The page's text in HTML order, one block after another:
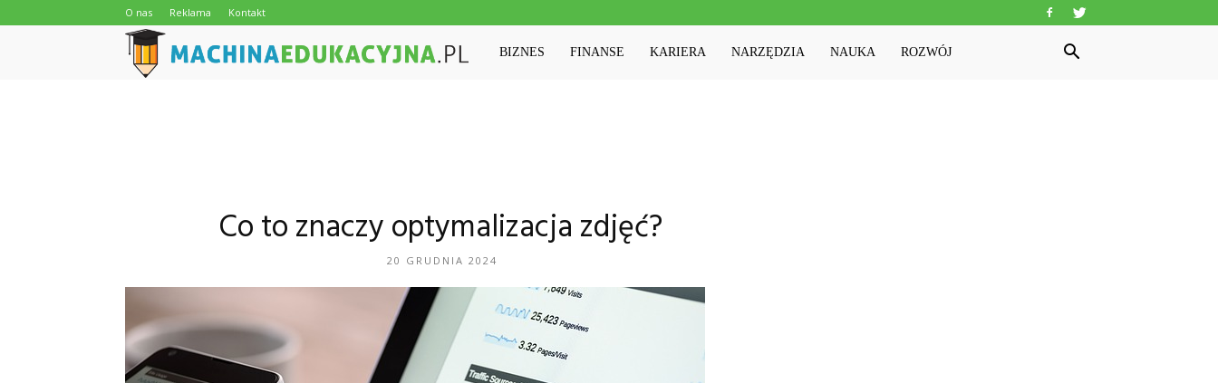
O nas Reklama Kontakt
Machinaedukacyjna.pl
BIZNES FINANSE KARIERA NARZĘDZIA NAUKA ROZWÓJ
Co to znaczy optymalizacja zdjęć?
20 GRUDNIA 2024